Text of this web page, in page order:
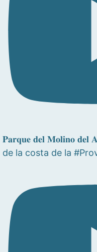
𝐏𝐚𝐫𝐪𝐮𝐞 𝐝𝐞𝐥 𝐌𝐨𝐥𝐢𝐧𝐨
de la costa de la